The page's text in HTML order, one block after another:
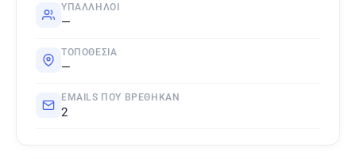
ΥΠΆΛΛΗΛΟΙ
—
ΤΟΠΟΘΕΣΊΑ
—
EMAILS ΠΟΥ ΒΡΈΘΗΚΑΝ
2